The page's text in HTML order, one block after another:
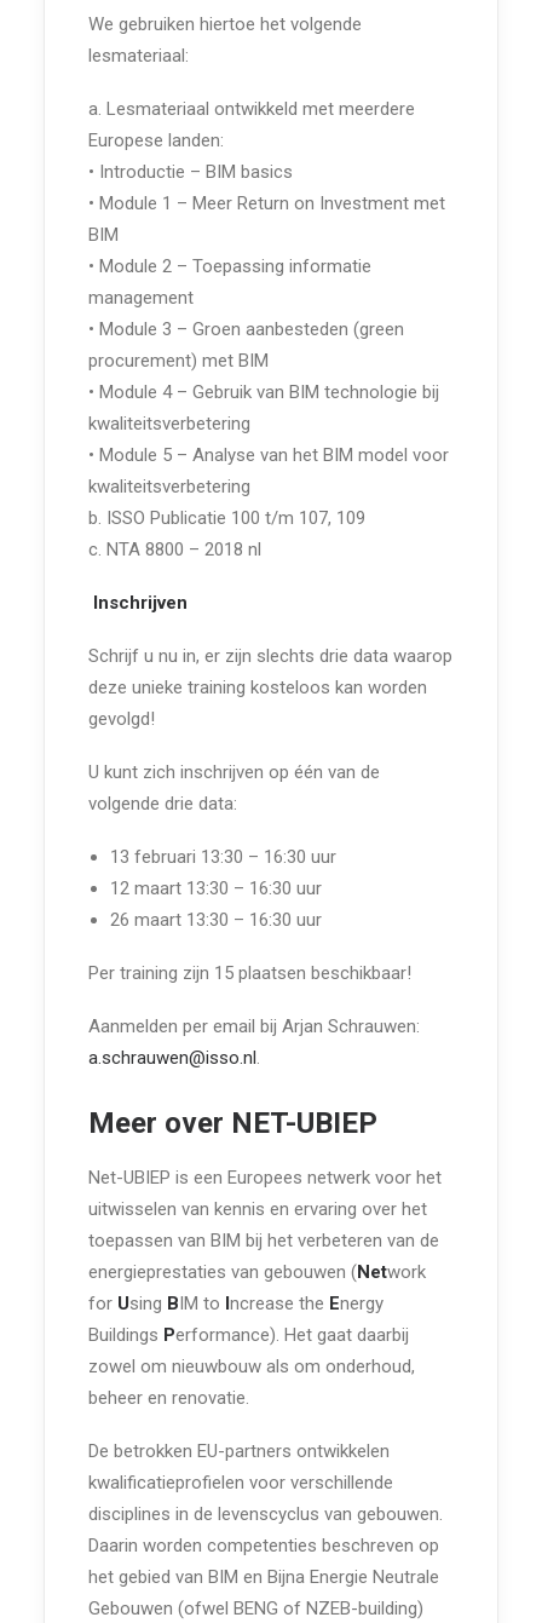
We gebruiken hiertoe het volgende
lesmateriaal:
a. Lesmateriaal ontwikkeld met meerdere
Europese landen:
• Introductie – BIM basics
• Module 1 – Meer Return on Investment met
BIM
• Module 2 – Toepassing informatie
management
• Module 3 – Groen aanbesteden (green
procurement) met BIM
• Module 4 – Gebruik van BIM technologie bij
kwaliteitsverbetering
• Module 5 – Analyse van het BIM model voor
kwaliteitsverbetering
b. ISSO Publicatie 100 t/m 107, 109
c. NTA 8800 – 2018 nl
Inschrijven
Schrijf u nu in, er zijn slechts drie data waarop
deze unieke training kosteloos kan worden
gevolgd!
U kunt zich inschrijven op één van de
volgende drie data:
13 februari 13:30 – 16:30 uur
12 maart 13:30 – 16:30 uur
26 maart 13:30 – 16:30 uur
Per training zijn 15 plaatsen beschikbaar!
Aanmelden per email bij Arjan Schrauwen:
a.schrauwen@isso.nl.
Meer over NET-UBIEP
Net-UBIEP is een Europees netwerk voor het
uitwisselen van kennis en ervaring over het
toepassen van BIM bij het verbeteren van de
energieprestaties van gebouwen (Network
for Using BIM to Increase the Energy
Buildings Performance). Het gaat daarbij
zowel om nieuwbouw als om onderhoud,
beheer en renovatie.
De betrokken EU-partners ontwikkelen
kwalificatieprofielen voor verschillende
disciplines in de levenscyclus van gebouwen.
Daarin worden competenties beschreven op
het gebied van BIM en Bijna Energie Neutrale
Gebouwen (ofwel BENG of NZEB-building)